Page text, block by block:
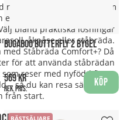
regnskydd och sittdyna som
ett brett utbud av smarta
bland praktiska lösningar
åkpåse eller ståbräda.
Ståbräda Comfort+? Då
för att använda ståbrädan
reser med nyfödd finns
så du kan resa säkert och
från start.
BUGABOO BUTTERFLY 2 BYGEL
569 kr
Rek. pris:
Köp